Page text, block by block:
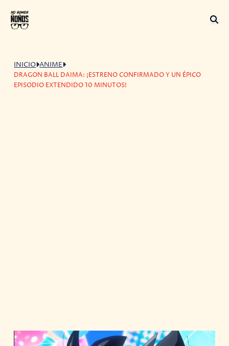
INICIO ANIME
DRAGON BALL DAIMA: ¡ESTRENO CONFIRMADO Y UN ÉPICO
EPISODIO EXTENDIDO 10 MINUTOS!